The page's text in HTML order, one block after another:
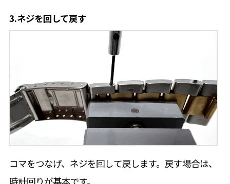
3.ネジを回して戻す
コマをつなげ、ネジを回して戻します。戻す場合は、
時計回りが基本です。